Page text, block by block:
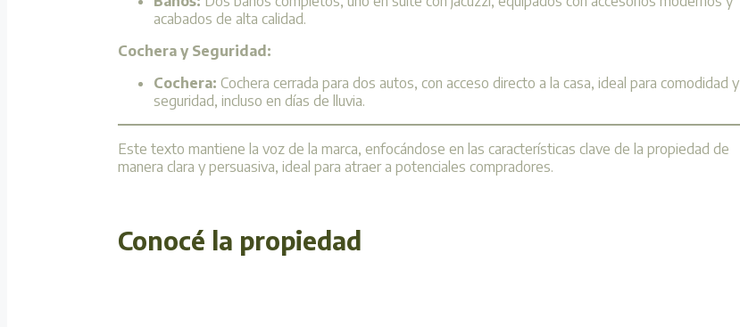
acabados de alta calidad.
Cochera y Seguridad:
Cochera: Cochera cerrada para dos autos, con acceso directo a la casa, ideal para comodidad y
seguridad, incluso en días de lluvia.
Este texto mantiene la voz de la marca, enfocándose en las características clave de la propiedad de
manera clara y persuasiva, ideal para atraer a potenciales compradores.
Conocé la propiedad